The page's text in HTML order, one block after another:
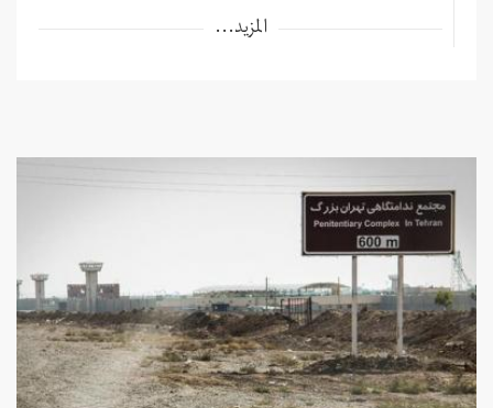
المزيد...